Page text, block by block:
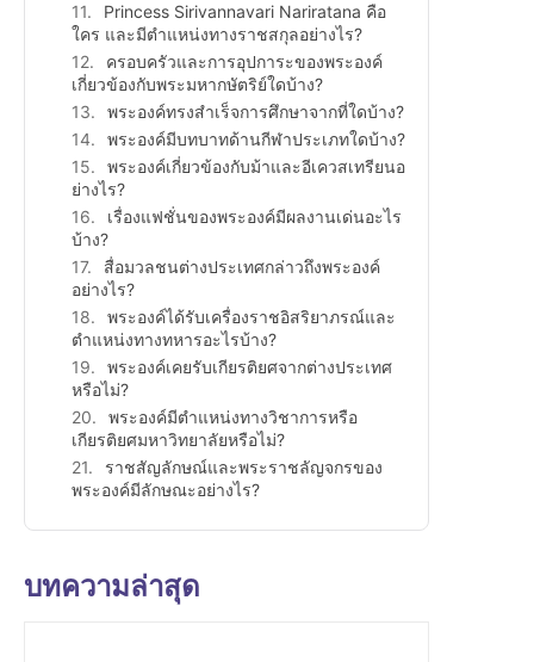
Princess Sirivannavari Nariratana คือ
ใคร และมีตำแหน่งทางราชสกุลอย่างไร?
ครอบครัวและการอุปการะของพระองค์
เกี่ยวข้องกับพระมหากษัตริย์ใดบ้าง?
พระองค์ทรงสำเร็จการศึกษาจากที่ใดบ้าง?
พระองค์มีบทบาทด้านกีฬาประเภทใดบ้าง?
พระองค์เกี่ยวข้องกับม้าและอีเควสเทรียนอ
ย่างไร?
เรื่องแฟชั่นของพระองค์มีผลงานเด่นอะไร
บ้าง?
สื่อมวลชนต่างประเทศกล่าวถึงพระองค์
อย่างไร?
พระองค์ได้รับเครื่องราชอิสริยาภรณ์และ
ตำแหน่งทางทหารอะไรบ้าง?
พระองค์เคยรับเกียรติยศจากต่างประเทศ
หรือไม่?
พระองค์มีตำแหน่งทางวิชาการหรือ
เกียรติยศมหาวิทยาลัยหรือไม่?
ราชสัญลักษณ์และพระราชลัญจกรของ
พระองค์มีลักษณะอย่างไร?
บทความล่าสุด